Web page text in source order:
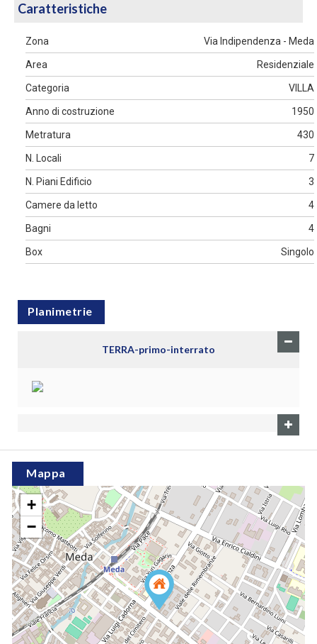
Caratteristiche
Zona Via Indipendenza - Meda
Area Residenziale
Categoria VILLA
Anno di costruzione 1950
Metratura 430
N. Locali 7
N. Piani Edificio 3
Camere da letto 4
Bagni 4
Box Singolo
Planimetrie
TERRA-primo-interrato
Mappa
+
−